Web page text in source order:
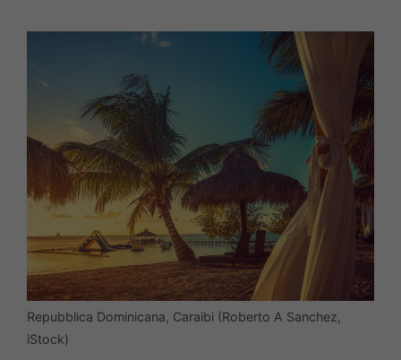
Repubblica Dominicana, Caraibi (Roberto A Sanchez,
iStock)